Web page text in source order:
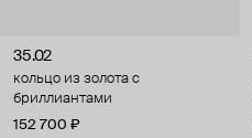
35.02
кольцо из золота с
бриллиантами
152 700 ₽